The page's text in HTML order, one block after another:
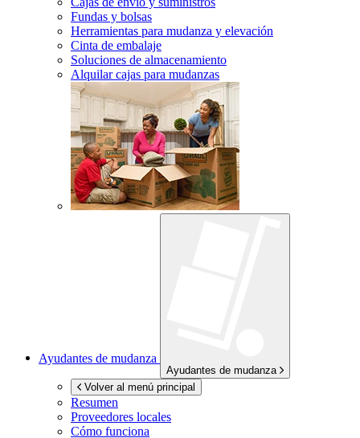
Fundas y bolsas
Herramientas para mudanza y elevación
Cinta de embalaje
Soluciones de almacenamiento
Alquilar cajas para mudanzas
Ayudantes de mudanza
Ayudantes de mudanza
Volver al menú principal
Resumen
Proveedores locales
Cómo funciona